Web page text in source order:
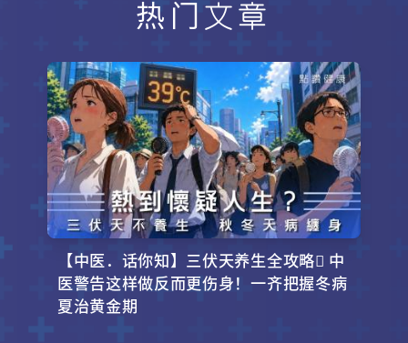
热门文章
【中医．话你知】三伏天养生全攻略 中
医警告这样做反而更伤身！一齐把握冬病
夏治黄金期